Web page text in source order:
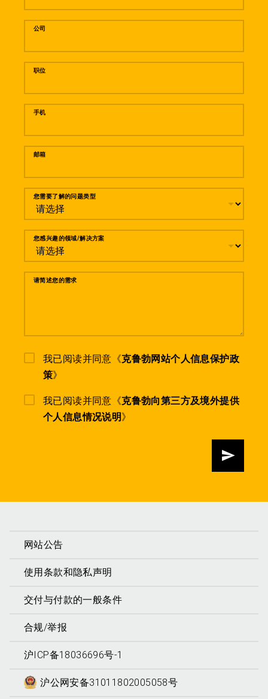
公司
职位
手机
邮箱
您需要了解的问题类型
您感兴趣的领域/解决方案
请简述您的需求
我已阅读并同意《克鲁勃网站个人信息保护政
策》
我已阅读并同意《克鲁勃向第三方及境外提供
个人信息情况说明》
发送
网站公告
使用条款和隐私声明
交付与付款的一般条件
合规/举报
沪ICP备18036696号-1
沪公网安备31011802005058号